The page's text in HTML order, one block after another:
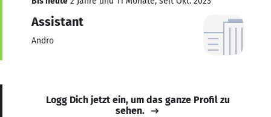
Assistant
Andro
Logg Dich jetzt ein, um das ganze Profil zu
sehen.